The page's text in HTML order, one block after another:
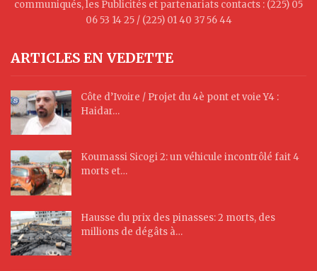
communiqués, les Publicités et partenariats contacts : (225) 05
06 53 14 25 / (225) 01 40 37 56 44
ARTICLES EN VEDETTE
Côte d’Ivoire / Projet du 4è pont et voie Y4 :
Haidar…
Koumassi Sicogi 2: un véhicule incontrôlé fait 4
morts et…
Hausse du prix des pinasses: 2 morts, des
millions de dégâts à…